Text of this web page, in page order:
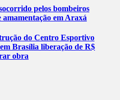
pelos bombeiros
amamentação em Araxá
do Centro Esportivo
Brasília liberação de R$
obra